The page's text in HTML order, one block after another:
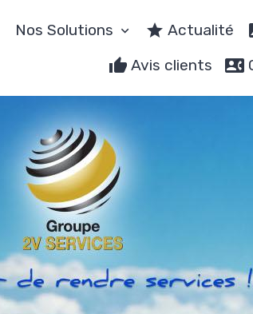
Nos Solutions Actualité
Avis clients